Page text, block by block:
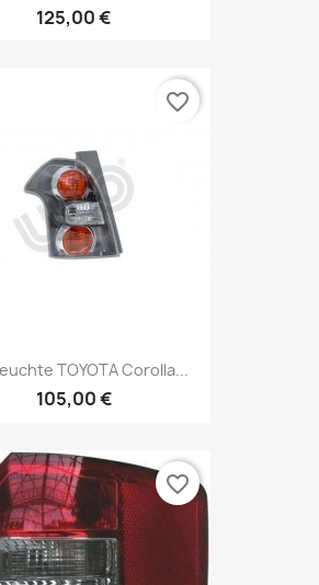
125,00 €
TOYOTA Corolla...
105,00 €
favorite_border
favorite_border